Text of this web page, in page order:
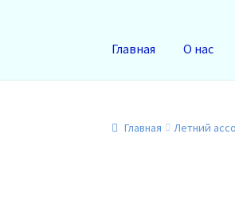
Главная О нас
Главная Летний